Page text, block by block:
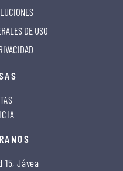
DE USO
15, Jávea